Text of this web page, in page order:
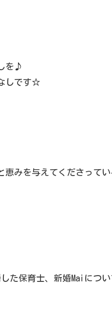
を♪
しです☆
みを与えてくださってい
た保育士、新婚Maiにつ